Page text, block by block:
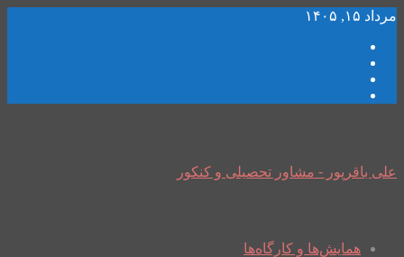
مرداد ۱۵, ۱۴۰۵
علی باقرپور - مشاور تحصیلی و کنکور
همایش‌ها و کارگاه‌ها